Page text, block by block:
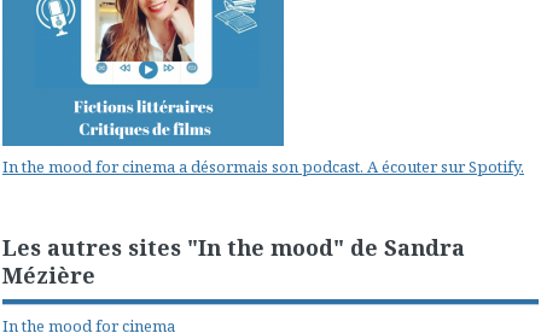
In the mood for cinema a désormais son podcast. A écouter sur Spotify.
Les autres sites "In the mood" de Sandra
Mézière
In the mood for cinema